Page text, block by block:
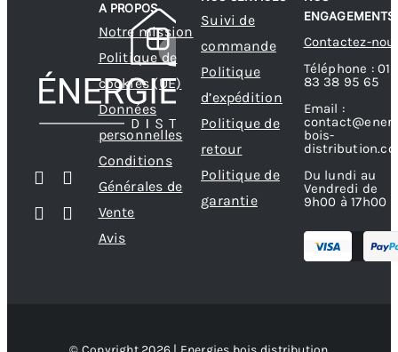
la
page
du
A PROPOS
Notre mission
Politique de
cookies (UE)
Données
personnelles
Conditions
Générales de
Vente
Avis
Suivi de
commande
Politique
d’expédition
Politique de
retour
Politique de
garantie
ENGAGEMENTS
Contactez-
Téléphone : 01
83 38 95 65
Email :
bois-
Du lundi au
Vendredi de
9h00 à 17h00